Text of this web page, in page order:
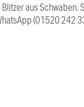
aus
(01520 242